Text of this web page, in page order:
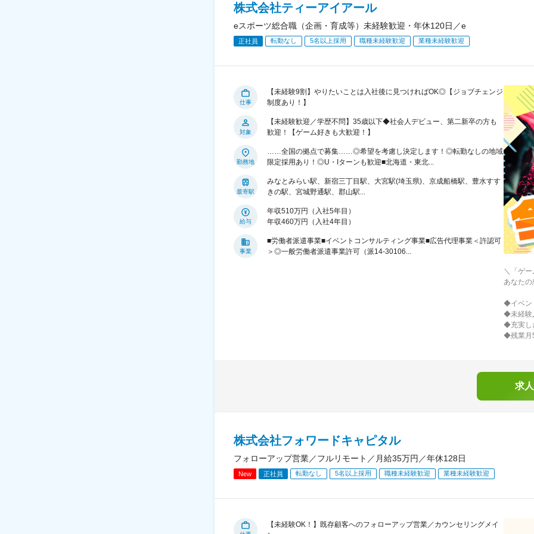
株式会社ティーアイアール
eスポーツ総合職（企画・育成等）未経験歓迎・年休120日／e
正社員 転勤なし 5名以上採用 職種未経験歓迎 業種未経験歓迎
仕事
【未経験9割】やりたいことは入社後に見つければOK◎【ジョブチェンジ
制度あり！】
対象
【未経験歓迎／学歴不問】35歳以下◆社会人デビュー、第二新卒の方も
歓迎！【ゲーム好きも大歓迎！】
勤務地
……全国の拠点で募集……◎希望を考慮し決定します！◎転勤なしの地域
限定採用あり！◎U・Iターンも歓迎■北海道・東北...
最寄駅
みなとみらい駅、新宿三丁目駅、大宮駅(埼玉県)、京成船橋駅、豊水すす
きの駅、宮城野通駅、郡山駅...
給与
年収510万円（入社5年目）
年収460万円（入社4年目）
事業
■労働者派遣事業■イベントコンサルティング事業■広告代理事業＜許認可
＞◎一般労働者派遣事業許可（派14-30106...
＼「ゲ
あなたの
◆イベン
◆未経験
◆充実し
◆残業月
求
株式会社フォワードキャピタル
フォローアップ営業／フルリモート／月給35万円／年休128日
New 正社員 転勤なし 5名以上採用 職種未経験歓迎 業種未経験歓迎
【未経験OK！】既存顧客へのフォローアップ営業／カウンセリングメイ